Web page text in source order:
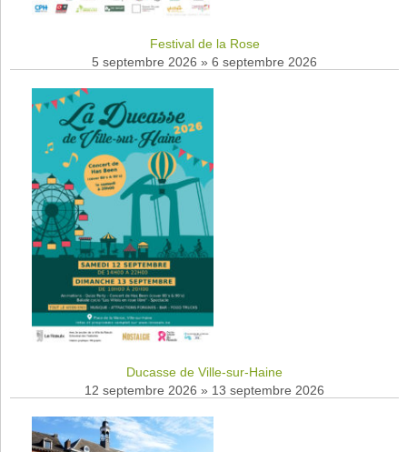
Festival de la Rose
5 septembre 2026 » 6 septembre 2026
Ducasse de Ville-sur-Haine
12 septembre 2026 » 13 septembre 2026